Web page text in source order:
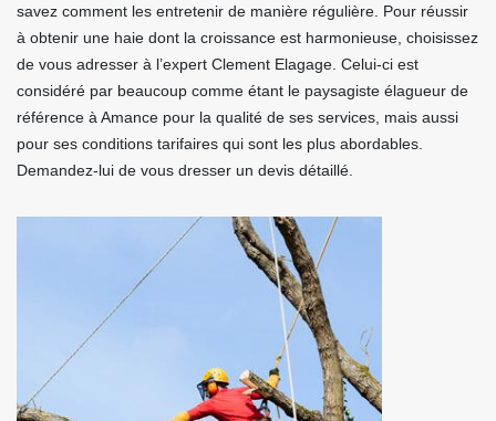
savez comment les entretenir de manière régulière. Pour réussir
à obtenir une haie dont la croissance est harmonieuse, choisissez
de vous adresser à l’expert Clement Elagage. Celui-ci est
considéré par beaucoup comme étant le paysagiste élagueur de
référence à Amance pour la qualité de ses services, mais aussi
pour ses conditions tarifaires qui sont les plus abordables.
Demandez-lui de vous dresser un devis détaillé.